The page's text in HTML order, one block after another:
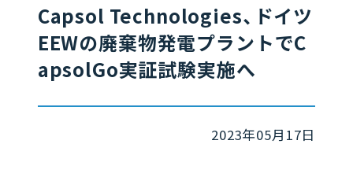
Capsol Technologies、ドイツ
EEWの廃棄物発電プラントでC
apsolGo実証試験実施へ
2023年05月17日